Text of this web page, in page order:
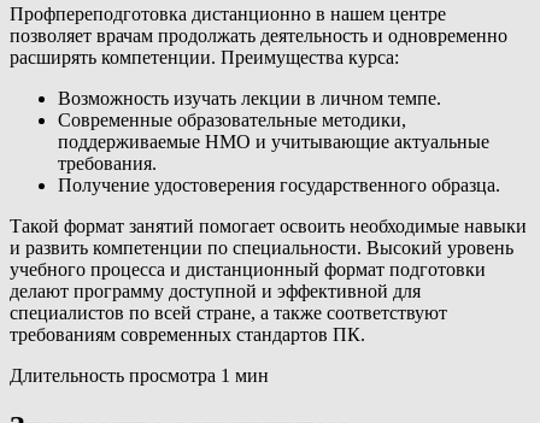
Профпереподготовка дистанционно в нашем центре
позволяет врачам продолжать деятельность и одновременно
расширять компетенции. Преимущества курса:
Возможность изучать лекции в личном темпе.
Современные образовательные методики,
поддерживаемые НМО и учитывающие актуальные
требования.
Получение удостоверения государственного образца.
Такой формат занятий помогает освоить необходимые навыки
и развить компетенции по специальности. Высокий уровень
учебного процесса и дистанционный формат подготовки
делают программу доступной и эффективной для
специалистов по всей стране, а также соответствуют
требованиям современных стандартов ПК.
Длительность просмотра 1 мин